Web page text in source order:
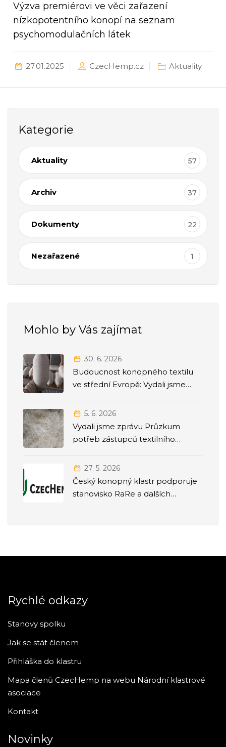
Výzva premiérovi ve věci zařazení
nízkopotentního konopí na seznam
psychomodulačních látek
27.01.2025 CzecHemp.cz Aktuality
Kategorie
Aktuality 57
Archiv 37
Dokumenty 22
Nezařazené 1
Mohlo by Vás zajímat
30. 6. 2026
Budoucnost konopného textilu
ve střední Evropě: Vydali jsme
20355. 6. 2026
Vydali jsme zprávu Průzkum
potřeb zástupců textilního
27. 5. 2026
Český konopný klastr podporuje
stanovisko RaRe a dalších
Rychlé odkazy
Stanovy spolku
Jak se stát členem
Přihláška do klastru
Mapa členů CzecHemp na webu Národní klastrové
asociace
Kontakt
Novinky